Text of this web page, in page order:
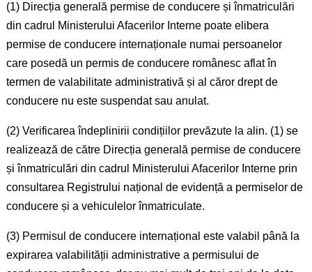
(1) Direcția generală permise de conducere și înmatriculări
din cadrul Ministerului Afacerilor Interne poate elibera
permise de conducere internaționale numai persoanelor
care posedă un permis de conducere românesc aflat în
termen de valabilitate administrativă și al căror drept de
conducere nu este suspendat sau anulat.
(2) Verificarea îndeplinirii condițiilor prevăzute la alin. (1) se
realizează de către Direcția generală permise de conducere
și înmatriculări din cadrul Ministerului Afacerilor Interne prin
consultarea Registrului național de evidență a permiselor de
conducere și a vehiculelor înmatriculate.
(3) Permisul de conducere internațional este valabil până la
expirarea valabilității administrative a permisului de